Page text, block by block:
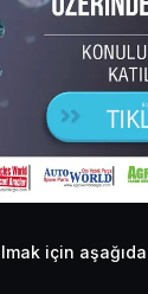
için